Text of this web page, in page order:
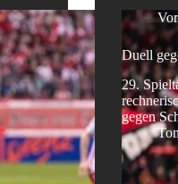
Duell
29.
gegen